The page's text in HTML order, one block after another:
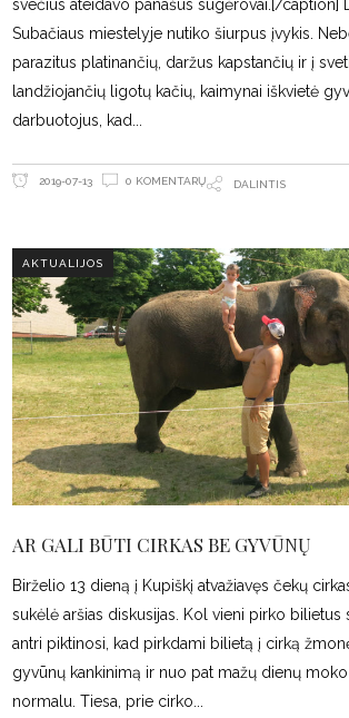
svečius ateidavo panašūs sugėrovai.[/caption]
Subačiaus miestelyje nutiko šiurpus įvykis.
parazitus platinančių, daržus kapstančių ir į
landžiojančių ligotų kačių, kaimynai iškvietė
darbuotojus, kad
2019-07-13 0 KOMENTARŲ DALINTIS
AKTUALIJOS
AR GALI BŪTI CIRKAS BE GYVŪNŲ
Birželio 13 dieną į Kupiškį atvažiavęs čekų
sukėlė aršias diskusijas. Kol vieni pirko bilietus
antri piktinosi, kad pirkdami bilietą į cirką
gyvūnų kankinimą ir nuo pat mažų dienų moko
normalu. Tiesa, prie cirko